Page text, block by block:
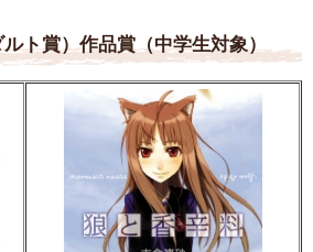
ト賞）作品賞（中学生対象）